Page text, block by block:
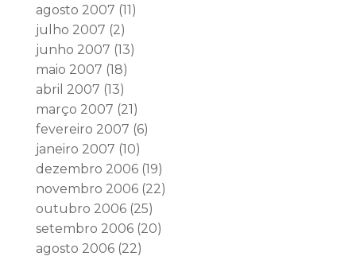
agosto 2007 (11)
julho 2007 (2)
junho 2007 (13)
maio 2007 (18)
abril 2007 (13)
março 2007 (21)
fevereiro 2007 (6)
janeiro 2007 (10)
dezembro 2006(19)
novembro 2006(22)
outubro 2006(25)
setembro 2006(20)
agosto 2006(22)